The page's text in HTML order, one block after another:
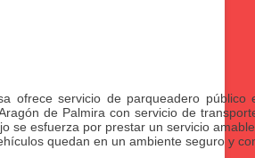
ofrece servicio de parqueadero
de Palmira con servicio de
se esfuerza por prestar un servicio
quedan en un ambiente seguro y